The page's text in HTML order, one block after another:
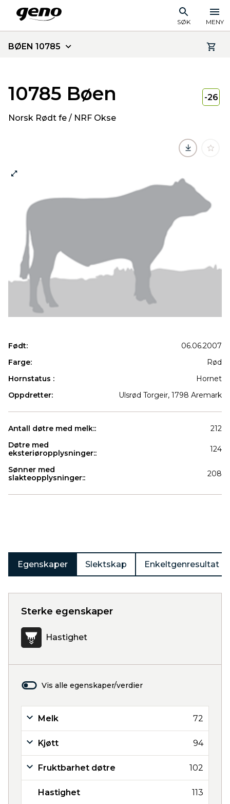
SØK MENY
BØEN 10785
10785 Bøen
Norsk Rødt fe / NRF Okse
-26
Født:
06.06.2007
Farge:
Rød
Hornstatus :
Hornet
Oppdretter:
Ulsrød Torgeir, 1798 Aremark
Antall døtre med melk::
212
Døtre med
eksteriøropplysninger::
124
Sønner med
slakteopplysninger::
208
Egenskaper Slektskap Enkeltgenresultat
Sterke egenskaper
Hastighet
Vis alle egenskaper/verdier
Melk 72
Kjøtt 94
Fruktbarhet døtre 102
Hastighet 113